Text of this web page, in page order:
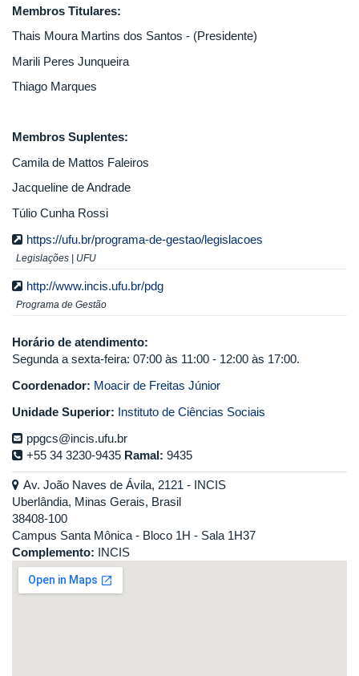
Membros Titulares:
Thais Moura Martins dos Santos - (Presidente)
Marili Peres Junqueira
Thiago Marques
Membros Suplentes:
Camila de Mattos Faleiros
Jacqueline de Andrade
Túlio Cunha Rossi
https://ufu.br/programa-de-gestao/legislacoes
Legislações | UFU
http://www.incis.ufu.br/pdg
Programa de Gestão
Horário de atendimento:
Segunda a sexta-feira: 07:00 às 11:00 - 12:00 às 17:00.
Coordenador: Moacir de Freitas Júnior
Unidade Superior: Instituto de Ciências Sociais
ppgcs@incis.ufu.br
+55 34 3230-9435 Ramal: 9435
Av. João Naves de Ávila, 2121 - INCIS
Uberlândia, Minas Gerais, Brasil
38408-100
Campus Santa Mônica - Bloco 1H - Sala 1H37
Complemento: INCIS